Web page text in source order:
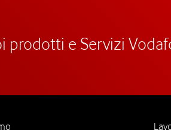
prodotti e Servizi